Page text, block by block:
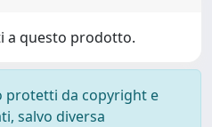
a questo prodotto.
protetti da copyright e
salvo diversa